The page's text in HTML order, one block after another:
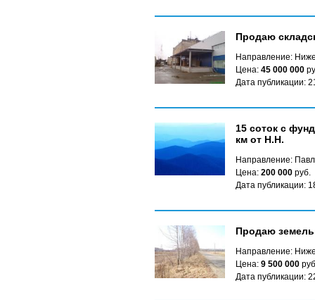
Продаю
Направление:
Цена: 45 000 000
Дата публикации:
15 соток с
км от Н.Н.
Направление:
Цена: 200 000 руб.
Дата публикации:
Продаю
Направление:
Цена: 9 500 000
Дата публикации: